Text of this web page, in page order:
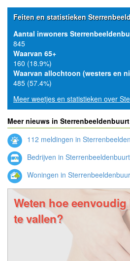
Feiten en statistieken
Aantal inwoners
845
Waarvan 65+
160 (18.9%)
Waarvan allochtoon (westers en
485 (57.4%)
Meer weetjes en statistieken over
Meer nieuws in Sterrenbeeldenbuurt
112 meldingen in
Bedrijven in Sterrenbeeldenbuurt
Woningen in
Weten hoe
te vallen?